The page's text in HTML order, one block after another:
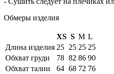
Обмеры изделия
XS S M L
Длина изделия 25 25 25 25
Обхват груди
78 82 86 90
Обхват талии
64 68 72 76